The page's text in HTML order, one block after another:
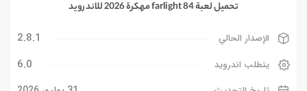
تحميل لعبة farlight 84 مهكرة 2026 للاندرويد
الإصدار الحالي 2.8.1
يتطلب اندرويد 6.0